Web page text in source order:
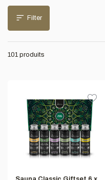
Filter
101 produits